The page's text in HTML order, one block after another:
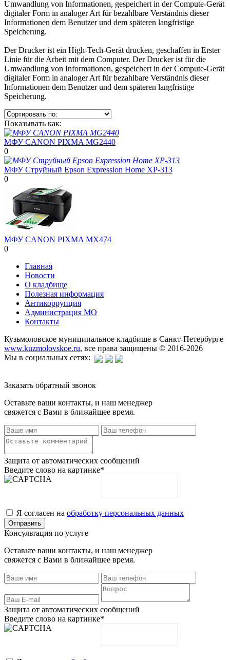
Umwandlung von Informationen, gespeichert in der Compute-Gerät
digitaler Form in analoger Art für bezahlbare Verständnis dieser
Informationen dem Benutzer und dem späteren langfristige
Speicherung.
Der Drucker ist ein High-Tech-Gerät drucken, geschaffen in Erster
Linie für die Arbeit mit dem Computer. Der Drucker ist für die
Umwandlung von Informationen, gespeichert in der Compute-Gerät
digitaler Form in analoger Art für bezahlbare Verständnis dieser
Informationen dem Benutzer und dem späteren langfristige
Speicherung.
Показывать как:
МФУ CANON PIXMA MG2440
0
МФУ Струйный Epson Expression Home XP-313
0
МФУ CANON PIXMA MX474
0
Главная
Новости
О кладбище
Полезная информация
Антикоррупция
Администрация МО
Контакты
Кузьмоловское муниципальное кладбище в Санкт-Петербурге
www.kuzmolovskoe.ru, все права защищены © 2016-2026
Мы в социальных сетях:
Заказать обратный звонок
Оставьте ваши контакты, и наш менеджер
свяжется с Вами в ближайшее время.
Защита от автоматических сообщений
Введите слово на картинке*
Я согласен на обработку персональных данных
Консультация по услуге
Оставьте ваши контакты, и наш менеджер
свяжется с Вами в ближайшее время.
Защита от автоматических сообщений
Введите слово на картинке*